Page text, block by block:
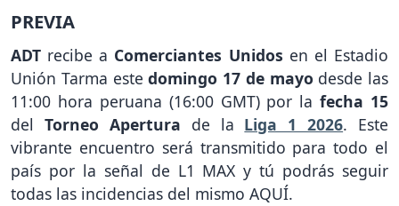
PREVIA
ADT recibe a Comerciantes Unidos en el Estadio
Unión Tarma estedomingo 17 de mayo desde las
11:00 hora peruana (16:00 GMT) por lafecha 15
del Torneo Apertura de la Liga 1 2026. Este
vibrante encuentro será transmitido para todo el
país por la señal de L1 MAX y tú podrás seguir
todas las incidencias del mismo AQUÍ.